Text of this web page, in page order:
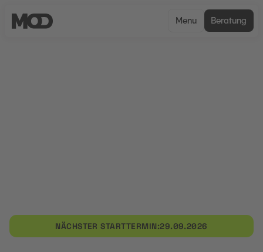
Menu Beratung
NÄCHSTER STARTTERMIN:29.09.2026